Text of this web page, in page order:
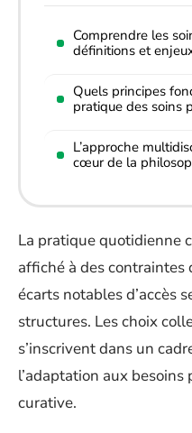
Comprendre les
définitions et
Quels principes
pratique des soins
L’approche
cœur de la
La pratique quotidienne
affiché à des
écarts notables d’accès
structures. Les choix
s’inscrivent dans un
l’adaptation aux
curative.